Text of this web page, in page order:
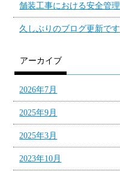
舗装工事における安全管
久しぶりのブログ更新です
アーカイブ
2026年7月
2025年9月
2025年3月
2023年10月